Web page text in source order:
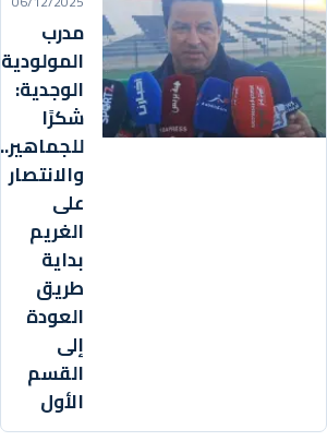
مدرب
المولودية
الوجدية:
شكرًا
للجماهير..
والانتصار
على
الغريم
بداية
طريق
العودة
إلى
القسم
الأول